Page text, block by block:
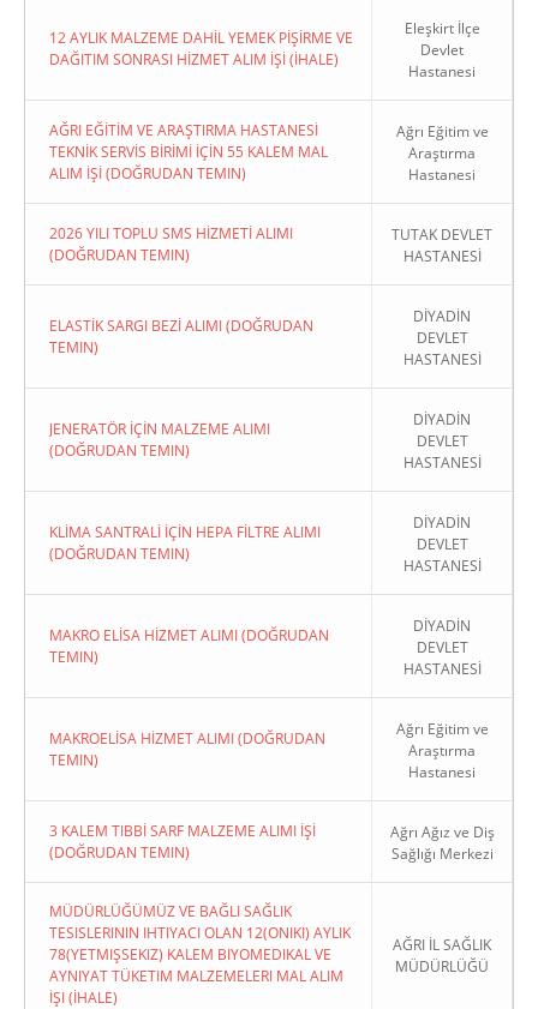
12 AYLIK MALZEME DAHİL YEMEK PİŞİRME VE
DAĞITIM SONRASI HİZMET ALIM İŞİ (İHALE)
Eleşkirt İlçe
Devlet
Hastanesi
AĞRI EĞİTİM VE ARAŞTIRMA HASTANESİ
TEKNİK SERVİS BİRİMİ İÇİN 55 KALEM MAL
ALIM İŞİ (DOĞRUDAN TEMIN)
Ağrı Eğitim ve
Araştırma
Hastanesi
2026 YILI TOPLU SMS HİZMETİ ALIMI
(DOĞRUDAN TEMIN)
TUTAK DEVLET
HASTANESİ
ELASTİK SARGI BEZİ ALIMI (DOĞRUDAN
TEMIN)
DİYADİN
DEVLET
HASTANESİ
JENERATÖR İÇİN MALZEME ALIMI
(DOĞRUDAN TEMIN)
DİYADİN
DEVLET
HASTANESİ
KLİMA SANTRALİ İÇİN HEPA FİLTRE ALIMI
(DOĞRUDAN TEMIN)
DİYADİN
DEVLET
HASTANESİ
MAKRO ELİSA HİZMET ALIMI (DOĞRUDAN
TEMIN)
DİYADİN
DEVLET
HASTANESİ
MAKROELİSA HİZMET ALIMI (DOĞRUDAN
TEMIN)
Ağrı Eğitim ve
Araştırma
Hastanesi
3 KALEM TIBBİ SARF MALZEME ALIMI İŞİ
(DOĞRUDAN TEMIN)
Ağrı Ağız ve Diş
Sağlığı Merkezi
MÜDÜRLÜĞÜMÜZ VE BAĞLI SAĞLIK
TESISLERININ IHTIYACI OLAN 12(ONIKI) AYLIK
78(YETMIŞSEKIZ) KALEM BIYOMEDIKAL VE
AYNIYAT TÜKETIM MALZEMELERI MAL ALIM
İŞI (İHALE)
AĞRI İL SAĞLIK
MÜDÜRLÜĞÜ